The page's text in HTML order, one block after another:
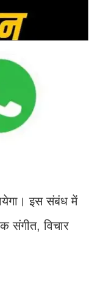
इस संबंध में
संगीत, विचार